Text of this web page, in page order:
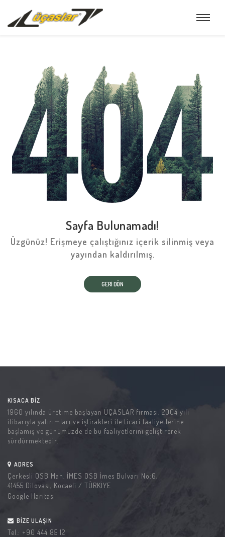
Sayfa Bulunamadı!
Üzgünüz! Erişmeye çalıştığınız içerik silinmiş veya
yayından kaldırılmış.
GERI DÖN
KISACA BIZ
1960 yılında üretime başlayan ÜÇASLAR firması, 2004 yılı
itibarıyla yatırımları ve iştirakleri ile ticari faaliyetlerine
başlamış ve günümüzde de bu faaliyetlerini geliştirerek
sürdürmektedir.
ADRES
Çerkesli OSB Mah. İMES OSB İmes Bulvarı No:6,
41455 Dilovası, Kocaeli / TÜRKİYE
Google Haritası
BIZE ULAŞIN
Tel.: +90 444 85 12